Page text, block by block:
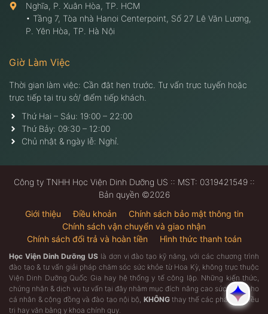
Nghĩa, P. Xuân Hòa, TP. HCM
• Tầng 7, Tòa nhà Hanoi Centerpoint, Số 27 Lê Văn Lương,
P. Yên Hòa, TP. Hà Nội
Giờ Làm Việc
Thời gian làm việc: Cần đặt hẹn trước. Tư vấn trực tuyến hoặc
trực tiếp tại trụ sở/ điểm tiếp khách.
Thứ Hai – Sáu: 19:00 – 22:00
Thứ Bảy: 09:30 – 12:00
Chủ nhật & ngày lễ: Nghỉ.
Công ty TNHH Học Viện Dinh Dưỡng US :: MST: 0319421549 ::
Bản quyền ©2026
Giới thiệu
Điều khoản
Chính sách bảo mật thông tin
Chính sách vận chuyển và giao nhận
Chính sách đổi trả và hoàn tiền
Hình thức thanh toán
Học Viện Dinh Dưỡng USlà dơn vị đào tạo kỹ năng, với các chương trình
đào tạo & tư vấn giải pháp chăm sóc sức khỏe từ Hoa Kỳ, không trực thuộc
Viện Dinh Dưỡng Quốc Gia hay hệ thống y tế công lập. Những kiến thức,
chứng nhận & dịch vụ tư vấn tại đây nhằm mục đích nâng cao sức khỏe cho
cá nhân & cộng đồng và đào tạo nội bộ, KHÔNGthay thế các phác đồ điều
trị hay văn bằng y khoa chính quy.
Đã thêm item vào giỏ hàng.
0 item - ₫
Thanh toán